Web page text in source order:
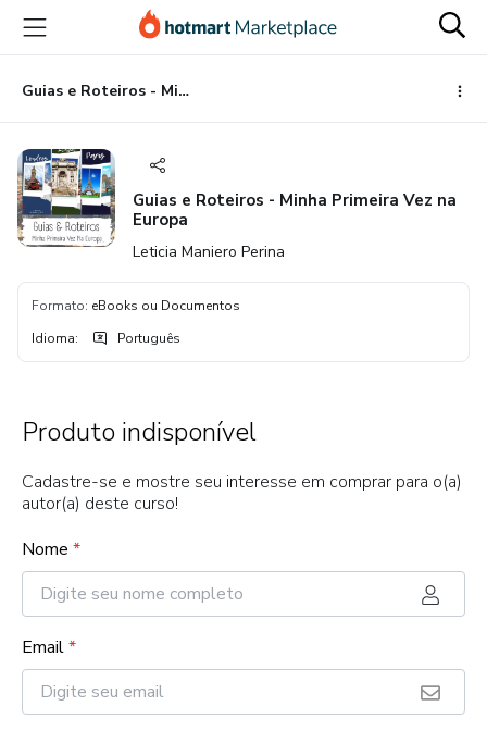
para
conteúdo
principal
para
pagamento
para
rodapé
Guias e Roteiros - Minha Primeira Vez na Europa
Guias e Roteiros - Minha Primeira Vez na
Europa
Leticia Maniero Perina
Formato: eBooks ou Documentos
Idioma: Português
Produto indisponível
Cadastre-se e mostre seu interesse em comprar para o(a)
autor(a) deste curso!
Nome *
Email*